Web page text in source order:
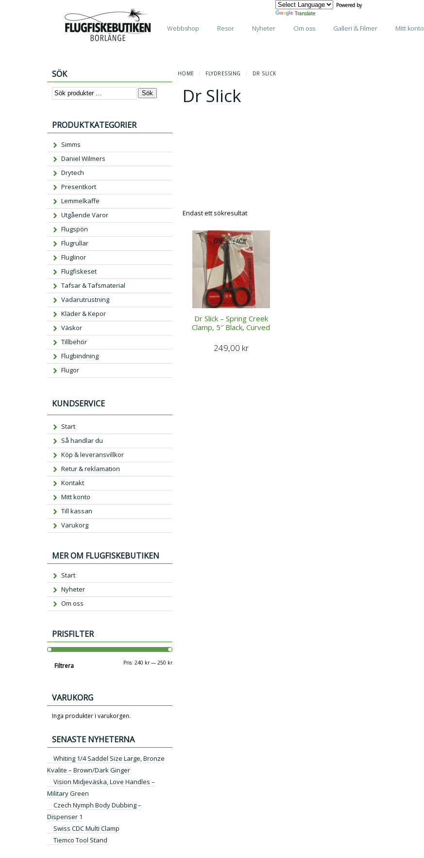
Powered by
Translate
Start Webbshop Resor Nyheter Om oss Galleri & Filmer Mitt konto
HOME / FLYDRESSING / DR SLICK
Dr Slick
Endast ett sökresultat
Dr Slick – Spring Creek
Clamp, 5″ Black, Curved
249,00 kr
SÖK
Sök
PRODUKTKATEGORIER
Simms
Daniel Wilmers
Drytech
Presentkort
Lemmelkaffe
Utgående Varor
Flugspön
Flugrullar
Fluglinor
Flugfiskeset
Tafsar & Tafsmaterial
Vadarutrustning
Kläder & Kepor
Väskor
Tillbehör
Flugbindning
Flugor
KUNDSERVICE
Start
Så handlar du
Köp & leveransvillkor
Retur & reklamation
Kontakt
Mitt konto
Till kassan
Varukorg
MER OM FLUGFISKEBUTIKEN
Start
Nyheter
Om oss
PRISFILTER
Min
Max
Filtrera Pris: 240 kr— 250 kr
VARUKORG
Inga produkter i varukorgen.
SENASTE NYHETERNA
Whiting 1/4 Saddel Size Large, Bronze
Kvalite – Brown/Dark Ginger
Vision Midjeväska, Love Handles –
Military Green
Czech Nymph Body Dubbing –
Dispenser 1
Swiss CDC Multi Clamp
Tiemco Tool Stand